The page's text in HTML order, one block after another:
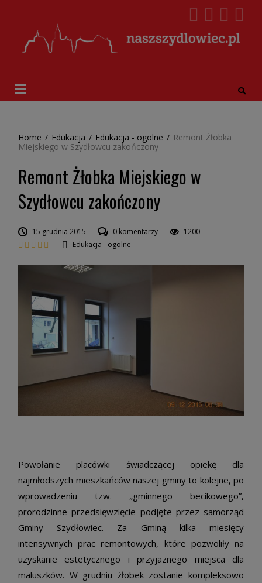
Home / Edukacja / Edukacja - ogolne / Remont Żłobka
Miejskiego w Szydłowcu zakończony
Remont Żłobka Miejskiego w
Szydłowcu zakończony
15 grudnia 2015 0 komentarzy
1200
Edukacja - ogolne
Powołanie placówki świadczącej opiekę dla
najmłodszych mieszkańców naszej gminy to kolejne, po
wprowadzeniu tzw. „gminnego becikowego”,
prorodzinne przedsięwzięcie podjęte przez samorząd
Gminy Szydłowiec. Za Gminą kilka miesięcy
intensywnych prac remontowych, które pozwoliły na
uzyskanie estetycznego i przyjaznego miejsca dla
maluszków. W grudniu żłobek zostanie kompleksowo